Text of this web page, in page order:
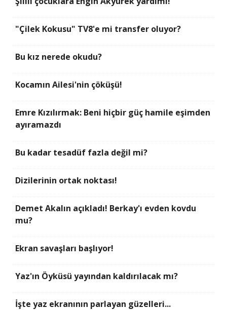
"Çilek Kokusu" TV8'e mi transfer oluyor?
Bu kız nerede okudu?
Kocamın Ailesi'nin çöküşü!
Emre Kızılırmak: Beni hiçbir güç hamile eşimden
ayıramazdı
Bu kadar tesadüf fazla değil mi?
Dizilerinin ortak noktası!
Demet Akalın açıkladı! Berkay'ı evden kovdu
mu?
Ekran savaşları başlıyor!
Yaz'ın Öyküsü yayından kaldırılacak mı?
İşte yaz ekranının parlayan güzelleri...